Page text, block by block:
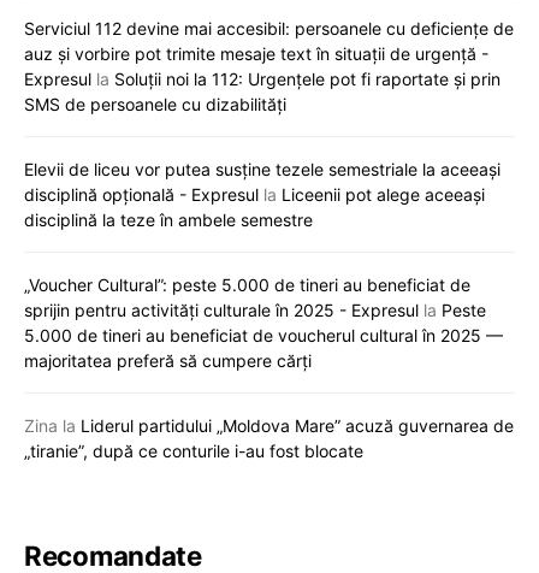
Serviciul 112 devine mai accesibil: persoanele cu deficiențe de
auz și vorbire pot trimite mesaje text în situații de urgență -
Expresul la Soluții noi la 112: Urgențele pot fi raportate și prin
SMS de persoanele cu dizabilități
Elevii de liceu vor putea susține tezele semestriale la aceeași
disciplină opțională - Expresul la Liceenii pot alege aceeași
disciplină la teze în ambele semestre
„Voucher Cultural”: peste 5.000 de tineri au beneficiat de
sprijin pentru activități culturale în 2025 - Expresul la Peste
5.000 de tineri au beneficiat de voucherul cultural în 2025 —
majoritatea preferă să cumpere cărți
Zina la Liderul partidului „Moldova Mare” acuză guvernarea de
„tiranie”, după ce conturile i-au fost blocate
Recomandate